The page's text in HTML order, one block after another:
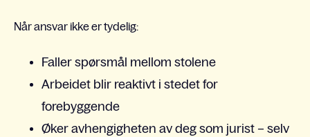
Når ansvar ikke er tydelig:
Faller spørsmål mellom stolene
Arbeidet blir reaktivt i stedet for
forebyggende
Øker avhengigheten av deg som jurist – selv